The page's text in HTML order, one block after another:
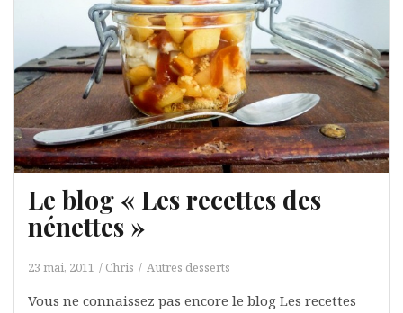
Le blog « Les recettes des
nénettes »
23 mai, 2011 Chris Autres desserts
Vous ne connaissez pas encore le blog Les recettes